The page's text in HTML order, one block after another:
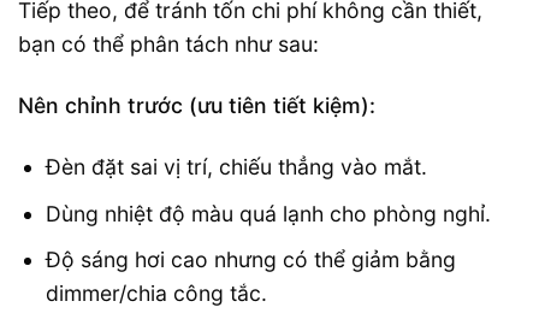
Tiếp theo, để tránh tốn chi phí không cần thiết,
bạn có thể phân tách như sau:
Nên chỉnh trước (ưu tiên tiết kiệm):
Đèn đặt sai vị trí, chiếu thẳng vào mắt.
Dùng nhiệt độ màu quá lạnh cho phòng nghỉ.
Độ sáng hơi cao nhưng có thể giảm bằng
dimmer/chia công tắc.